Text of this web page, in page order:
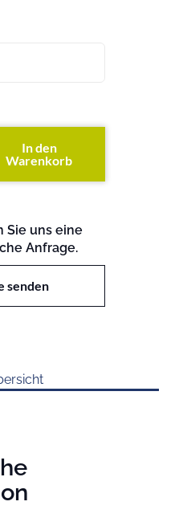
In den
Warenkorb
Sie uns eine
Anfrage.
senden